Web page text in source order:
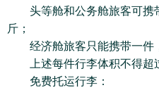
头等舱和公务舱旅客可携
斤；
经济舱旅客只能携带一件
上述每件行李体积不得超过
免费托运行李：